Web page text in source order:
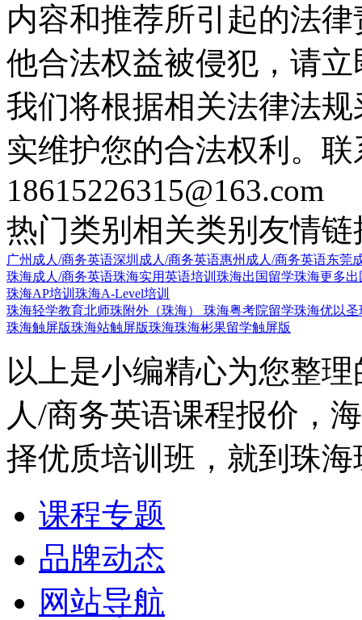
内容和推荐所引起的法
他合法权益被侵犯，请
我们将根据相关法律法
实维护您的合法权利。
18615226315@163.com
热门类别 相关类别 友情链
广州成人/商务英语深圳成人/商务英语惠州成人/商务英语东莞
珠海成人/商务英语珠海实用英语培训 珠海出国留学珠海更多出
珠海AP培训 珠海A-Level培训
珠海轻学教育北师珠附外（珠海） 珠海粤考院留学珠海优以圣
珠海触屏版珠海站触屏版珠海珠海彬果留学触屏版
以上是小编精心为您整
人/商务英语课程报价，
择优质培训班，就到珠
课程专题
品牌动态
网站导航